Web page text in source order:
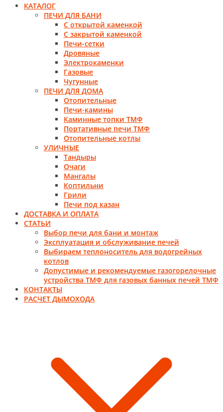
КАТАЛОГ
ПЕЧИ ДЛЯ БАНИ
С открытой каменкой
С закрытой каменкой
Печи-сетки
Дровяные
Электрокаменки
Газовые
Чугунные
ПЕЧИ ДЛЯ ДОМА
Отопительные
Печи-камины
Каминные топки ТМФ
Портативные печи ТМФ
Отопительные котлы
УЛИЧНЫЕ
Тандыры
Очаги
Мангалы
Коптильни
Грили
Печи под казан
ДОСТАВКА И ОПЛАТА
СТАТЬИ
Выбор печи для бани и монтаж
Эксплуатация и обслуживание печей
Выбираем теплоноситель для водогрейных
котлов
Допустимые и рекомендуемые газогорелочные
устройства ТМФ для газовых банных печей ТМФ
КОНТАКТЫ
РАСЧЕТ ДЫМОХОДА